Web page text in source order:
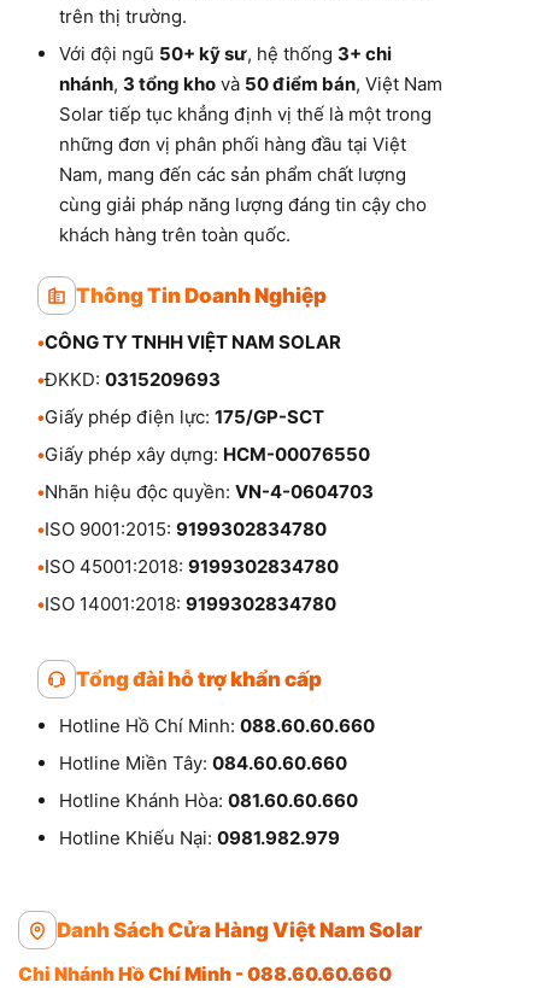
trên thị trường.
Với đội ngũ 50+ kỹ sư, hệ thống 3+ chi
nhánh, 3 tổng kho và 50 điểm bán, Việt Nam
Solar tiếp tục khẳng định vị thế là một trong
những đơn vị phân phối hàng đầu tại Việt
Nam, mang đến các sản phẩm chất lượng
cùng giải pháp năng lượng đáng tin cậy cho
khách hàng trên toàn quốc.
Thông Tin Doanh Nghiệp
•CÔNG TY TNHH VIỆT NAM SOLAR
•ĐKKD: 0315209693
•Giấy phép điện lực: 175/GP-SCT
•Giấy phép xây dựng: HCM-00076550
•Nhãn hiệu độc quyền: VN-4-0604703
•ISO 9001:2015: 9199302834780
•ISO 45001:2018: 9199302834780
•ISO 14001:2018: 9199302834780
Tổng đài hỗ trợ khẩn cấp
Hotline Hồ Chí Minh: 088.60.60.660
Hotline Miền Tây: 084.60.60.660
Hotline Khánh Hòa: 081.60.60.660
Hotline Khiếu Nại: 0981.982.979
Danh Sách Cửa Hàng Việt Nam Solar
Chi Nhánh Hồ Chí Minh - 088.60.60.660